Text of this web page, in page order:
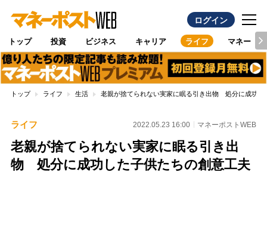
ログイン
トップ 投資 ビジネス キャリア ライフ マネー
トップ ライフ 生活 老親が捨てられない実家に眠る引き出物 処分に成功し
ライフ 2022.05.23 16:00 マネーポストWEB
老親が捨てられない実家に眠る引き出
物 処分に成功した子供たちの創意工夫